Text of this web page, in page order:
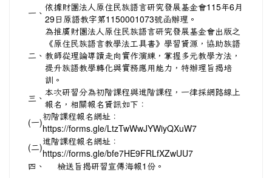
一、 依據財團法人原住民族語言研究發展基金會115年6月
29日原語教字第1150001073號函辦理。
二、
為推廣財團法人原住民族語言研究發展基金會出版之
《原住民族語言教學法工具書》學習資源，協助族語
教師從理論導讀走向實作演練，掌握多元教學方法，
提升族語教學轉化與實務應用能力，特辦理旨揭培
訓。
三、 本次研習分為初階課程與進階課程，一律採網路線上
報名，相關報名資訊如下：
(一)初階課程報名網址：
https://forms.gle/LtzTwWwJYWiyQXuW7
(二)進階課程報名網址：
https://forms.gle/bfe7HE9FRLfXZwUU7
四、 檢送旨揭研習宣傳海報1份。